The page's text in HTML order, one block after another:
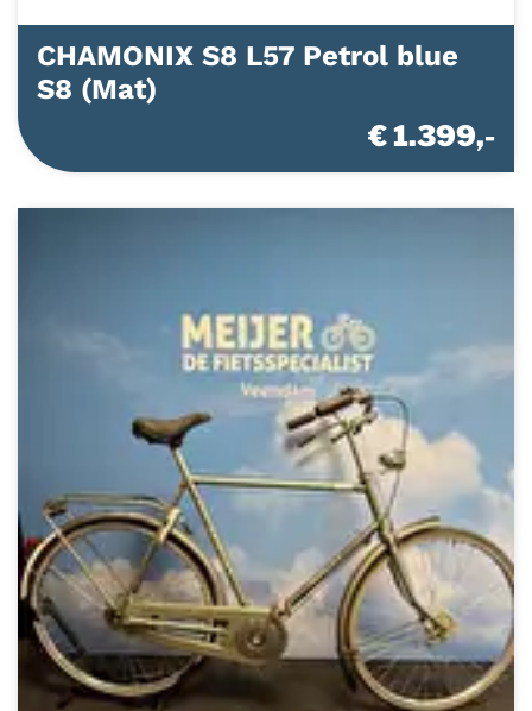
CHAMONIX S8 L57 Petrol blue
S8 (Mat)
€ 1.399,-